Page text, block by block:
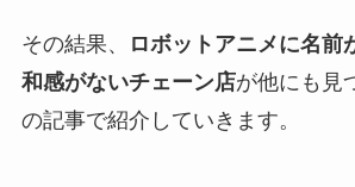
その結果、
ロボットアニメに名前
和感がないチェーン店が他にも見
の記事で紹介していきます。